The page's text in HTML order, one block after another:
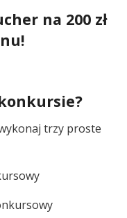
na 200 zł
trzy proste